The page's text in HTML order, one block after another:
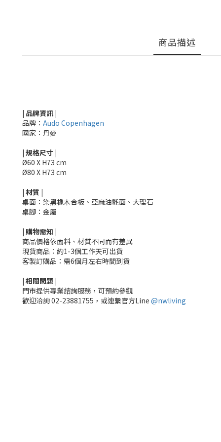
商品描述
| 品牌資訊 |
品牌： Audo Copenhagen
國家：丹麥
| 規格尺寸 |
Ø60 X H73 cm
Ø80 X H73 cm
| 材質 |
桌面：染黑橡木合板、亞麻油氈面、大理石
桌腳：金屬
| 購物需知 |
商品價格依面料、材質不同而有差異
現貨商品：約1-3個工作天可出貨
客製訂購品：需6個月左右時間到貨
| 相關問題 |
門市提供專業諮詢服務，可預約參觀
歡迎洽詢02-23881755， 或連繫官方Line @nwliving